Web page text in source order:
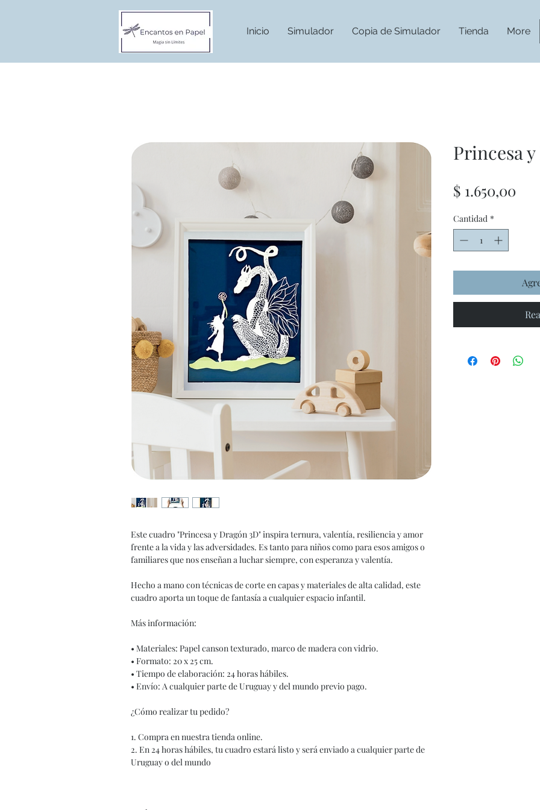
Inicio Simulador Copia de Simulador Tienda More
Este cuadro "Princesa y Dragón 3D" inspira ternura, valentía, resiliencia y amor
frente a la vida y las adversidades. Es tanto para niños como para esos amigos o
familiares que nos enseñan a luchar siempre, con esperanza y valentía.
Hecho a mano con técnicas de corte en capas y materiales de alta calidad, este
cuadro aporta un toque de fantasía a cualquier espacio infantil.
Más información:
• Materiales: Papel canson texturado, marco de madera con vidrio.
• Formato: 20 x 25 cm.
• Tiempo de elaboración: 24 horas hábiles.
• Envío: A cualquier parte de Uruguay y del mundo previo pago.
¿Cómo realizar tu pedido?
1. Compra en nuestra tienda online.
2. En 24 horas hábiles, tu cuadro estará listo y será enviado a cualquier parte de
Uruguay o del mundo
Princesa
$ 1.650,00
Cantidad *